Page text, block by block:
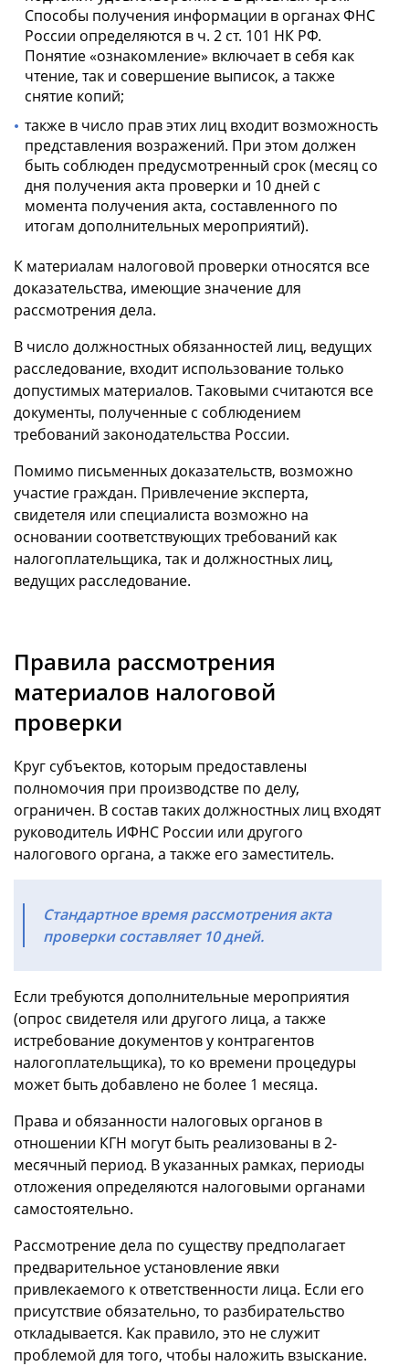
Способы получения информации в органах ФНС
России определяются в ч. 2 ст. 101 НК РФ.
Понятие «ознакомление» включает в себя как
чтение, так и совершение выписок, а также
снятие копий;
также в число прав этих лиц входит возможность
представления возражений. При этом должен
быть соблюден предусмотренный срок (месяц со
дня получения акта проверки и 10 дней с
момента получения акта, составленного по
итогам дополнительных мероприятий).
К материалам налоговой проверки относятся все
доказательства, имеющие значение для
рассмотрения дела.
В число должностных обязанностей лиц, ведущих
расследование, входит использование только
допустимых материалов. Таковыми считаются все
документы, полученные с соблюдением
требований законодательства России.
Помимо письменных доказательств, возможно
участие граждан. Привлечение эксперта,
свидетеля или специалиста возможно на
основании соответствующих требований как
налогоплательщика, так и должностных лиц,
ведущих расследование.
Правила рассмотрения
материалов налоговой
проверки
Круг субъектов, которым предоставлены
полномочия при производстве по делу,
ограничен. В состав таких должностных лиц входят
руководитель ИФНС России или другого
налогового органа, а также его заместитель.
Стандартное время рассмотрения акта
проверки составляет 10 дней.
Если требуются дополнительные мероприятия
(опрос свидетеля или другого лица, а также
истребование документов у контрагентов
налогоплательщика), то ко времени процедуры
может быть добавлено не более 1 месяца.
Права и обязанности налоговых органов в
отношении КГН могут быть реализованы в 2-
месячный период. В указанных рамках, периоды
отложения определяются налоговыми органами
самостоятельно.
Рассмотрение дела по существу предполагает
предварительное установление явки
привлекаемого к ответственности лица. Если его
присутствие обязательно, то разбирательство
откладывается. Как правило, это не служит
проблемой для того, чтобы наложить взыскание.